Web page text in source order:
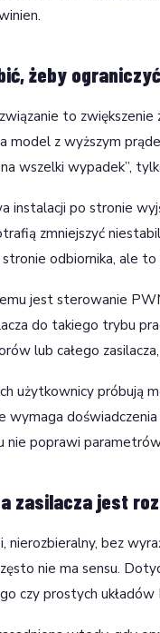
żeby
to
model z wyższym
wszelki wypadek”,
instalacji po stronie
zmniejszyć
odbiornika, ale
jest sterowanie
do takiego trybu
lub całego
użytkownicy próbują
doświadczenia
nie poprawi
zasilacza jest
nierozbieralny, bez
nie ma sensu.
czy prostych układów